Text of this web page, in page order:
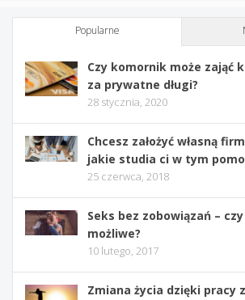
Popularne
Czy komornik może zająć
za prywatne długi?
28 stycznia, 2020
Chcesz założyć własną
jakie studia ci w tym
25 czerwca, 2018
Seks bez zobowiązań –
możliwe?
10 lutego, 2017
Zmiana życia dzięki pracy z